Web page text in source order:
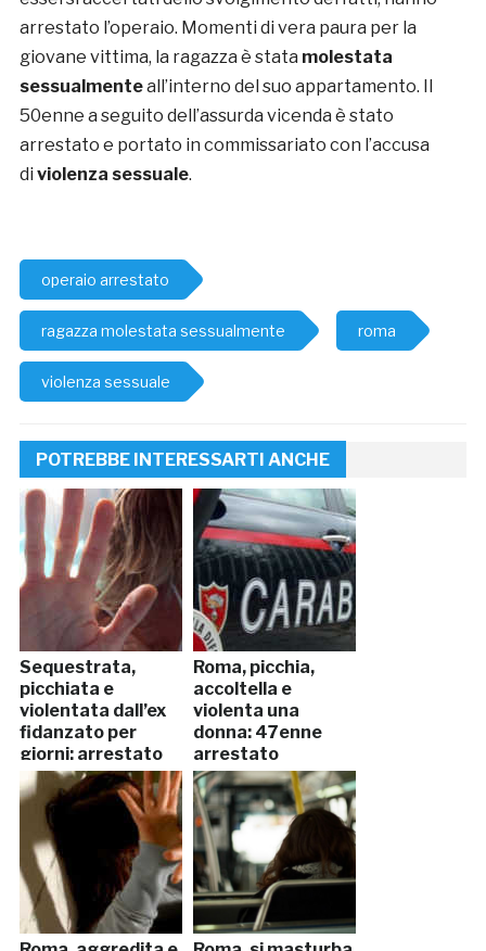
arrestato l’operaio. Momenti di vera paura per la
giovane vittima, la ragazza è stata molestata
sessualmenteall’interno del suo appartamento. Il
50enne a seguito dell’assurda vicenda è stato
arrestato e portato in commissariato con l’accusa
di violenza sessuale.
operaio arrestato
ragazza molestata sessualmente roma
violenza sessuale
POTREBBE INTERESSARTI ANCHE
Sequestrata,
picchiata e
violentata dall’ex
fidanzato per
giorni: arrestato
Roma, picchia,
accoltella e
violenta una
donna: 47enne
arrestato